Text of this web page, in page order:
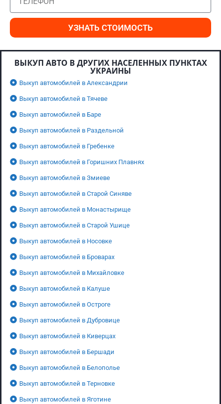
УЗНАТЬ СТОИМОСТЬ
ВЫКУП АВТО В ДРУГИХ НАСЕЛЕННЫХ ПУНКТАХ
УКРАИНЫ
Выкуп автомобилей в Александрии
Выкуп автомобилей в Тячеве
Выкуп автомобилей в Баре
Выкуп автомобилей в Раздельной
Выкуп автомобилей в Гребенке
Выкуп автомобилей в Горишних Плавнях
Выкуп автомобилей в Змиеве
Выкуп автомобилей в Старой Синяве
Выкуп автомобилей в Монастырище
Выкуп автомобилей в Старой Ушице
Выкуп автомобилей в Носовке
Выкуп автомобилей в Броварах
Выкуп автомобилей в Михайловке
Выкуп автомобилей в Калуше
Выкуп автомобилей в Остроге
Выкуп автомобилей в Дубровице
Выкуп автомобилей в Киверцах
Выкуп автомобилей в Бершади
Выкуп автомобилей в Белополье
Выкуп автомобилей в Терновке
Выкуп автомобилей в Яготине